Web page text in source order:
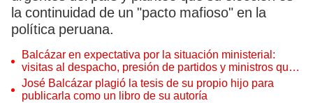
la continuidad de un "pacto mafioso" en la
política peruana.
Balcázar en expectativa por la situación ministerial:
visitas al despacho, presión de partidos y ministros que
se posicionan
José Balcázar plagió la tesis de su propio hijo para
publicarla como un libro de su autoría